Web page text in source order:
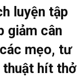
luyện tập
giảm cân
mẹo, tư
thuật hít thở